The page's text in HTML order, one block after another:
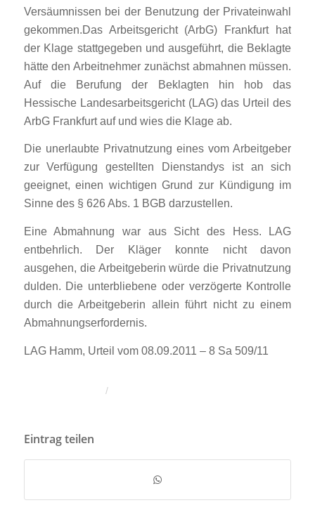
Versäumnissen bei der Benutzung der Privateinwahl
gekommen.Das Arbeitsgericht (ArbG) Frankfurt hat
der Klage stattgegeben und ausgeführt, die Beklagte
hätte den Arbeitnehmer zunächst abmahnen müssen.
Auf die Berufung der Beklagten hin hob das
Hessische Landesarbeitsgericht (LAG) das Urteil des
ArbG Frankfurt auf und wies die Klage ab.
Die unerlaubte Privatnutzung eines vom Arbeitgeber
zur Verfügung gestellten Dienstandys ist an sich
geeignet, einen wichtigen Grund zur Kündigung im
Sinne des § 626 Abs. 1 BGB darzustellen.
Eine Abmahnung war aus Sicht des Hess. LAG
entbehrlich. Der Kläger konnte nicht davon
ausgehen, die Arbeitgeberin würde die Privatnutzung
dulden. Die unterbliebene oder verzögerte Kontrolle
durch die Arbeitgeberin allein führt nicht zu einem
Abmahnungserfordernis.
LAG Hamm, Urteil vom 08.09.2011 – 8 Sa 509/11
/
Eintrag teilen